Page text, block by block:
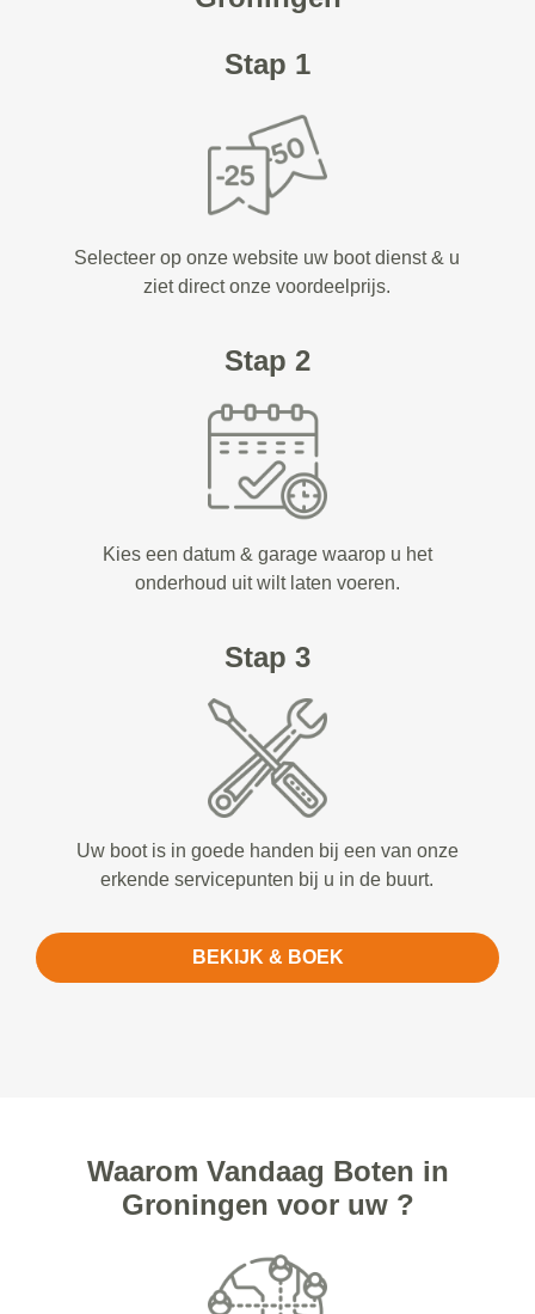
Stap 1
Selecteer op onze website uw boot dienst & u
ziet direct onze voordeelprijs.
Stap 2
Kies een datum & garage waarop u het
onderhoud uit wilt laten voeren.
Stap 3
Uw boot is in goede handen bij een van onze
erkende servicepunten bij u in de buurt.
BEKIJK & BOEK
Waarom Vandaag Boten in
Groningen voor uw ?